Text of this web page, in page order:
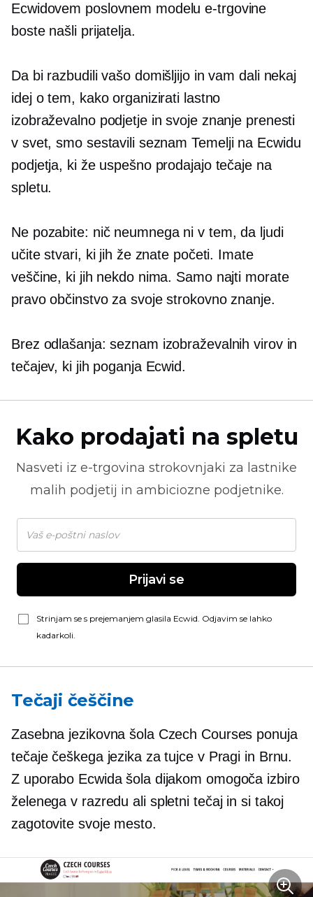
Ecwidovem poslovnem modelu e-trgovine
boste našli prijatelja.
Da bi razbudili vašo domišljijo in vam dali nekaj
idej o tem, kako organizirati lastno
izobraževalno podjetje in svoje znanje prenesti
v svet, smo sestavili seznamTemelji na Ecwidu
podjetja, ki že uspešno prodajajo tečaje na
spletu.
Ne pozabite: nič neumnega ni v tem, da ljudi
učite stvari, ki jih že znate početi. Imate
veščine, ki jih nekdo nima. Samo najti morate
pravo občinstvo za svoje strokovno znanje.
Brez odlašanja: seznam izobraževalnih virov in
tečajev, ki jih poganja Ecwid.
Kako prodajati na spletu
Nasveti iz e-trgovina strokovnjaki za lastnike
malih podjetij in ambiciozne podjetnike.
Prijavi se
Strinjam se s prejemanjem glasila Ecwid. Odjavim se lahko
kadarkoli.
Tečaji češčine
Zasebna jezikovna šola Czech Courses ponuja
tečaje češkega jezika za tujce v Pragi in Brnu.
Z uporabo Ecwida šola dijakom omogoča izbiro
želenegav razredu ali spletni tečaj in si takoj
zagotovite svoje mesto.